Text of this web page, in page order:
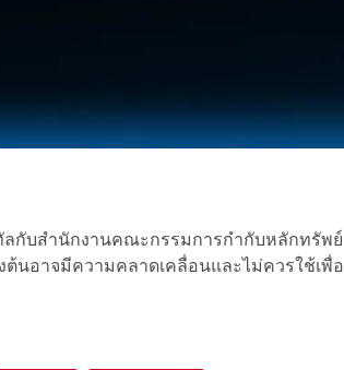
ลกับสำนักงานคณะกรรมการกำกับหลักทรัพย์
นอาจมีความคลาดเคลื่อนและไม่ควรใช้เพื่อ